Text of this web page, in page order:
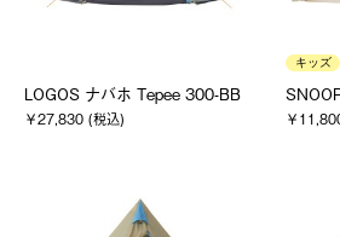
LOGOS ナバホ Tepee 300-BB
￥27,830 (税込)
キッズ
￥